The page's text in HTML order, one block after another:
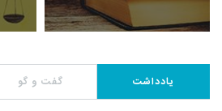
یادداشت گفت و گو